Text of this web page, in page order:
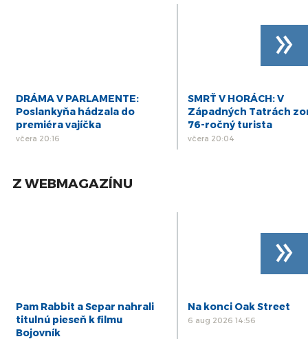
DRÁMA V PARLAMENTE:
Poslankyňa hádzala do
premiéra vajíčka
včera 20:16
SMRŤ V HORÁCH: V
Západných Tatrách
76-ročný turista
včera 20:04
»
Z WEBMAGAZÍNU
Pam Rabbit a Separ nahrali
titulnú pieseň k filmu
Bojovník
Na konci Oak Street
6 aug 2026 14:56
»